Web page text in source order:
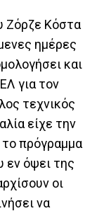
Ζόρζε Κόστα
ημέρες
και
για τον
τεχνικός
είχε την
το πρόγραμμα
εν όψει της
οι
να